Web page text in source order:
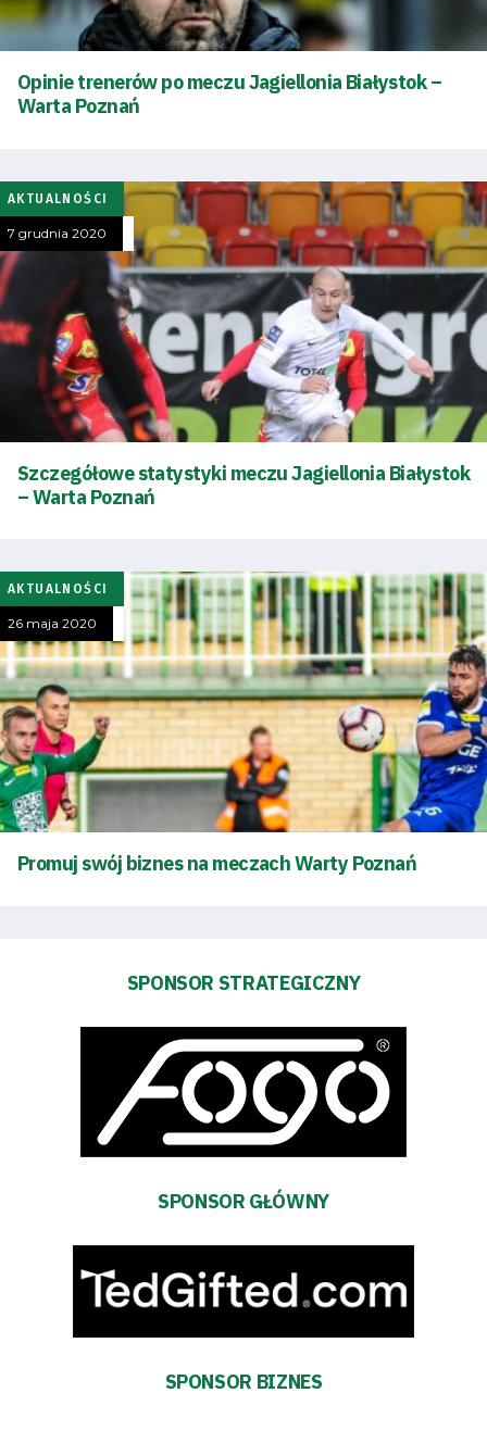
Tryb
energii
Tabela
terminarz
Opinie trenerów po meczu Jagiellonia Białystok –
Warta Poznań
AKTUALNOŚCI
7 grudnia 2020
Szczegółowe statystyki meczu Jagiellonia Białystok
– Warta Poznań
AKTUALNOŚCI
26 maja 2020
Promuj swój biznes na meczach Warty Poznań
SPONSOR STRATEGICZNY
SPONSOR GŁÓWNY
SPONSOR BIZNES